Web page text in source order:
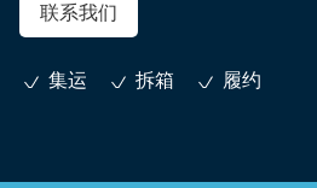
联系我们
集运 拆箱 履约